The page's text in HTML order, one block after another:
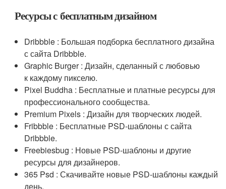
Ресурсы с бесплатным дизайном
Dribbble : Большая подборка бесплатного дизайна
с сайта Dribbble.
Graphic Burger : Дизайн, сделанный с любовью
к каждому пикселю.
Pixel Buddha : Бесплатные и платные ресурсы для
профессионального сообщества.
Premium Pixels : Дизайн для творческих людей.
Fribbble : Бесплатные PSD-шаблоны с сайта
Dribbble.
Freebiesbug : Новые PSD-шаблоны и другие
ресурсы для дизайнеров.
365 Psd : Скачивайте новые PSD-шаблоны каждый
день.